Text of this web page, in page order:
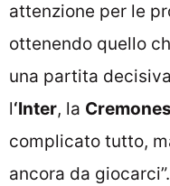
attenzione per le
ottenendo quello
una partita
l‘Inter, la
complicato tutto,
ancora da giocarci”.